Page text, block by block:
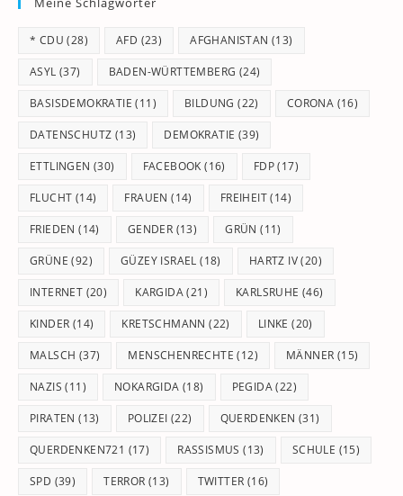
* CDU (28) AFD (23) AFGHANISTAN (13)
ASYL (37) BADEN-WÜRTTEMBERG (24)
BASISDEMOKRATIE (11) BILDUNG (22) CORONA (16)
DATENSCHUTZ (13) DEMOKRATIE (39)
ETTLINGEN (30) FACEBOOK (16) FDP(17)
FLUCHT (14) FRAUEN (14) FREIHEIT(14)
FRIEDEN (14) GENDER (13) GRÜN (11)
GRÜNE (92) GÜZEY ISRAEL (18) HARTZ IV(20)
INTERNET (20) KARGIDA(21) KARLSRUHE (46)
KINDER (14) KRETSCHMANN (22) LINKE (20)
MALSCH (37) MENSCHENRECHTE (12) MÄNNER (15)
NAZIS (11) NOKARGIDA (18) PEGIDA(22)
PIRATEN (13) POLIZEI (22) QUERDENKEN (31)
QUERDENKEN721 (17) RASSISMUS (13) SCHULE (15)
SPD (39) TERROR (13) TWITTER (16)